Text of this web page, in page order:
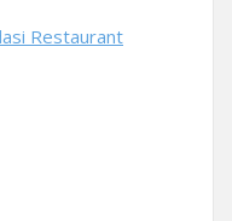
Restaurant